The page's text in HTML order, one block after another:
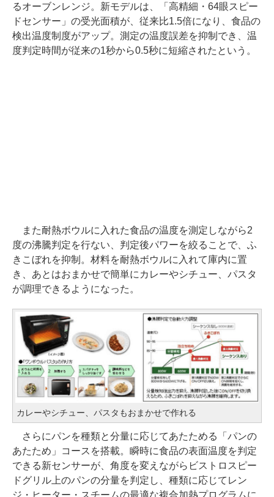
るオーブンレンジ。新モデルは、「高精細・64眼スピー
ドセンサー」の受光面積が、従来比1.5倍になり、食品の
検出温度制度がアップ。測定の温度誤差を抑制でき、温
度判定時間が従来の1秒から0.5秒に短縮されたという。
また耐熱ボウルに入れた食品の温度を測定しながら2
度の沸騰判定を行ない、判定後パワーを絞ることで、ふ
きこぼれを抑制。材料を耐熱ボウルに入れて庫内に置
き、あとはおまかせで簡単にカレーやシチュー、パスタ
が調理できるようになった。
カレーやシチュー、パスタもおまかせで作れる
さらにパンを種類と分量に応じてあたためる「パンの
あたため」コースを搭載。瞬時に食品の表面温度を判定
できる新センサーが、角度を変えながらビストロスピー
ドグリル上のパンの分量を判定し、種類に応じてレン
ジ・ヒーター・スチームの最適な複合加熱プログラムに